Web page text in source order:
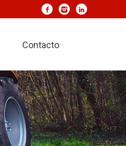
Contacto